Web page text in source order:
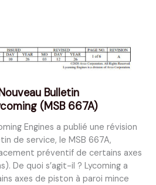
Bulletin
(MSB 667A)
Engines a publié une révision
de service, le MSB 667A,
préventif de certains axes
De quoi s’agit-il ? Lycoming a
axes de piston à paroi mince